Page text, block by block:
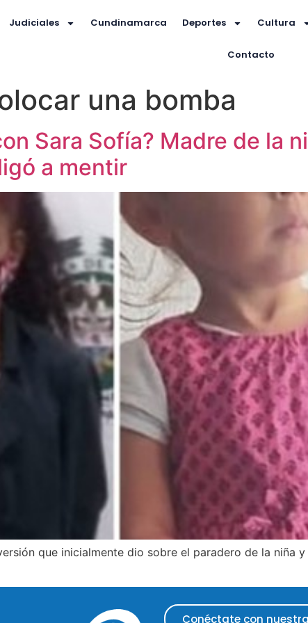
Judiciales Cundinamarca Deportes Cultura
Contacto
una bomba
Sara Sofía? Madre de la
a mentir
que inicialmente dio sobre el paradero de la niña
Conéctate con